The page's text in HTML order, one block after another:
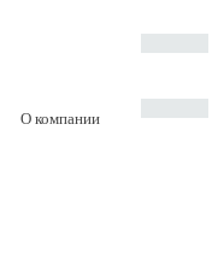
О компании